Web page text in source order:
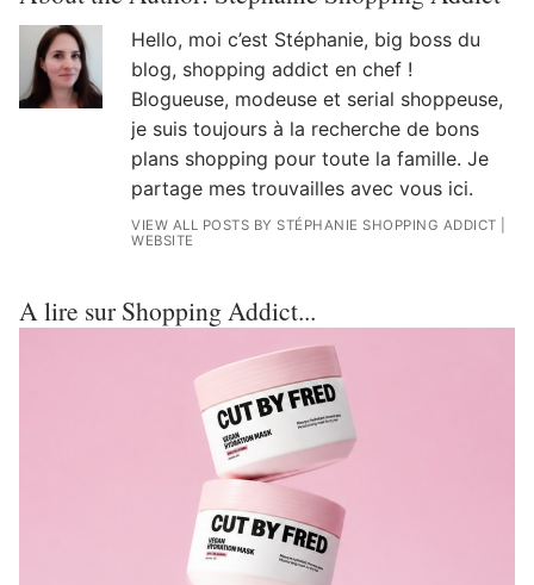
Hello, moi c’est Stéphanie, big boss du
blog, shopping addict en chef !
Blogueuse, modeuse et serial shoppeuse,
je suis toujours à la recherche de bons
plans shopping pour toute la famille. Je
partage mes trouvailles avec vous ici.
VIEW ALL POSTS BY STÉPHANIE SHOPPING ADDICT
WEBSITE
A lire sur Shopping Addict...